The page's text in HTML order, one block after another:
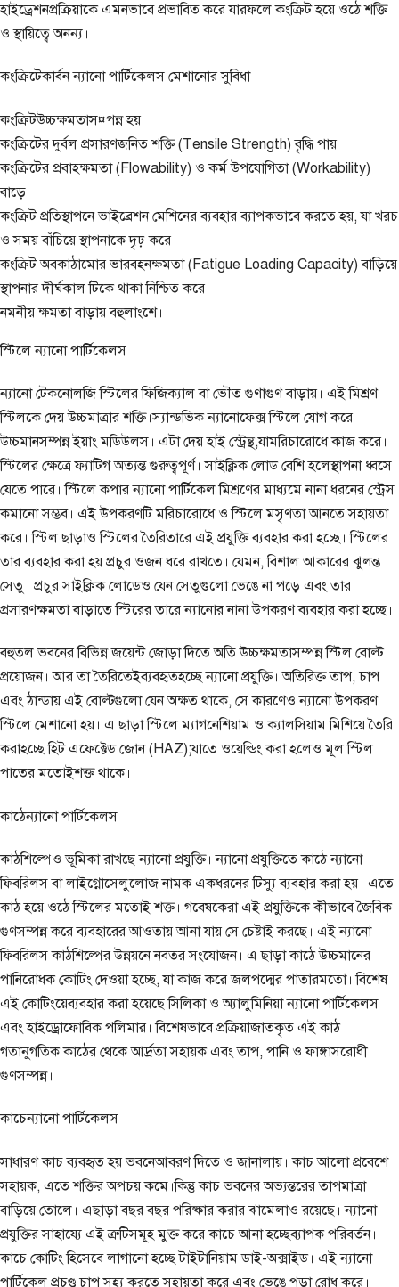
হাইড্রেশনপ্রক্রিয়াকে এমনভাবে প্রভাবিত করে যারফলে কংক্রিট হয়ে ওঠে শক্তি
ও স্থায়িত্বে অনন্য।
কংক্রিটেকার্বন ন্যানো পার্টিকেলস মেশানোর সুবিধা
কংক্রিটউচ্চক্ষমতাস¤পন্ন হয়
কংক্রিটের দুর্বল প্রসারণজনিত শক্তি (Tensile Strength) বৃদ্ধি পায়
কংক্রিটের প্রবাহক্ষমতা (Flowability) ও কর্ম উপযোগিতা (Workability)
বাড়ে
কংক্রিট প্রতিস্থাপনে ভাইব্রেশন মেশিনের ব্যবহার ব্যাপকভাবে করতে হয়, যা খরচ
ও সময় বাঁচিয়ে স্থাপনাকে দৃঢ় করে
কংক্রিট অবকাঠামোর ভারবহনক্ষমতা (Fatigue Loading Capacity) বাড়িয়ে
স্থাপনার দীর্ঘকাল টিকে থাকা নিশ্চিত করে
নমনীয় ক্ষমতা বাড়ায় বহুলাংশে।
স্টিলে ন্যানো পার্টিকেলস
ন্যানো টেকনোলজি স্টিলের ফিজিক্যাল বা ভৌত গুণাগুণ বাড়ায়। এই মিশ্রণ
স্টিলকে দেয় উচ্চমাত্রার শক্তি।স্যান্ডভিক ন্যানোফেক্স স্টিলে যোগ করে
উচ্চমানসম্পন্ন ইয়াং মডিউলস। এটা দেয় হাই স্ট্রেন্থ,যামরিচারোধে কাজ করে।
স্টিলের ক্ষেত্রে ফ্যাটিগ অত্যন্ত গুরুত্বপূর্ণ। সাইক্লিক লোড বেশি হলেস্থাপনা ধ্বসে
যেতে পারে। স্টিলে কপার ন্যানো পার্টিকেল মিশ্রণের মাধ্যমে নানা ধরনের স্ট্রেস
কমানো সম্ভব। এই উপকরণটি মরিচারোধে ও স্টিলে মসৃণতা আনতে সহায়তা
করে। স্টিল ছাড়াও স্টিলের তৈরিতারে এই প্রযুক্তি ব্যবহার করা হচ্ছে। স্টিলের
তার ব্যবহার করা হয় প্রচুর ওজন ধরে রাখতে। যেমন, বিশাল আকারের ঝুলন্ত
সেতু। প্রচুর সাইক্লিক লোডেও যেন সেতুগুলো ভেঙে না পড়ে এবং তার
প্রসারণক্ষমতা বাড়াতে স্টিরের তারে ন্যানোর নানা উপকরণ ব্যবহার করা হচ্ছে।
বহুতল ভবনের বিভিন্ন জয়েন্ট জোড়া দিতে অতি উচ্চক্ষমতাসম্পন্ন স্টিল বোল্ট
প্রয়োজন। আর তা তৈরিতেইব্যবহৃতহচ্ছে ন্যানো প্রযুক্তি। অতিরিক্ত তাপ, চাপ
এবং ঠান্ডায় এই বোল্টগুলো যেন অক্ষত থাকে, সে কারণেও ন্যানো উপকরণ
স্টিলে মেশানো হয়। এ ছাড়া স্টিলে ম্যাগনেশিয়াম ও ক্যালসিয়াম মিশিয়ে তৈরি
করাহচ্ছে হিট এফেক্টেড জোন (HAZ);যাতে ওয়েল্ডিং করা হলেও মূল স্টিল
পাতের মতোইশক্ত থাকে।
কাঠেন্যানো পার্টিকেলস
কাঠশিল্পেও ভূমিকা রাখছে ন্যানো প্রযুক্তি। ন্যানো প্রযুক্তিতে কাঠে ন্যানো
ফিবরিলস বা লাইগ্নোসেলুলোজ নামক একধরনের টিস্যু ব্যবহার করা হয়। এতে
কাঠ হয়ে ওঠে স্টিলের মতোই শক্ত। গবেষকেরা এই প্রযুক্তিকে কীভাবে জৈবিক
গুণসম্পন্ন করে ব্যবহারের আওতায় আনা যায় সে চেষ্টাই করছে। এই ন্যানো
ফিবরিলস কাঠশিল্পের উন্নয়নে নবতর সংযোজন। এ ছাড়া কাঠে উচ্চমানের
পানিরোধক কোটিং দেওয়া হচ্ছে, যা কাজ করে জলপদ্মের পাতারমতো। বিশেষ
এই কোটিংয়েব্যবহার করা হয়েছে সিলিকা ও অ্যালুমিনিয়া ন্যানো পার্টিকেলস
এবং হাইড্রোফোবিক পলিমার। বিশেষভাবে প্রক্রিয়াজাতকৃত এই কাঠ
গতানুগতিক কাঠের থেকে আর্দ্রতা সহায়ক এবং তাপ, পানি ও ফাঙ্গাসরোধী
গুণসম্পন্ন।
কাচেন্যানো পার্টিকেলস
সাধারণ কাচ ব্যবহৃত হয় ভবনেআবরণ দিতে ও জানালায়। কাচ আলো প্রবেশে
সহায়ক, এতে শক্তির অপচয় কমে।কিন্তু কাচ ভবনের অভ্যন্তরের তাপমাত্রা
বাড়িয়ে তোলে। এছাড়া বছর বছর পরিষ্কার করার ঝামেলাও রয়েছে। ন্যানো
প্রযুক্তির সাহায্যে এই ত্রুটিসমূহ মুক্ত করে কাচে আনা হচ্ছেব্যাপক পরিবর্তন।
কাচে কোটিং হিসেবে লাগানো হচ্ছে টাইটানিয়াম ডাই-অক্সাইড। এই ন্যানো
পার্টিকেল প্রচণ্ড চাপ সহ্য করতে সহায়তা করে এবং ভেঙে পড়া রোধ করে।